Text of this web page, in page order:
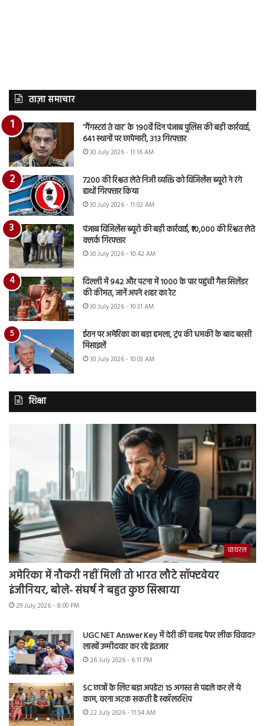
ताज़ा समाचार
‘गैंगस्टरां ते वार’ के 190वें दिन पंजाब पुलिस की बड़ी कार्रवाई,
641 स्थानों पर छापेमारी, 313 गिरफ्तार
30 July 2026 - 11:16 AM
7200 की रिश्वत लेते निजी व्यक्ति को विजिलेंस ब्यूरो ने रंगे
हाथों गिरफ्तार किया
30 July 2026 - 11:02 AM
पंजाब विजिलेंस ब्यूरो की बड़ी कार्रवाई, ₹10,000 की रिश्वत लेते
क्लर्क गिरफ्तार
30 July 2026 - 10:42 AM
दिल्ली में 942 और पटना में 1000 के पार पहुंची गैस सिलेंडर
की कीमत, जानें अपने शहर का रेट
30 July 2026 - 10:31 AM
ईरान पर अमेरिका का बड़ा हमला, ट्रंप की धमकी के बाद बरसी
मिसाइलें
30 July 2026 - 10:03 AM
शिक्षा
वायरल
अमेरिका में नौकरी नहीं मिली तो भारत लौटे सॉफ्टवेयर
इंजीनियर, बोले- संघर्ष ने बहुत कुछ सिखाया
29 July 2026 - 8:00 PM
UGC NET Answer Key में देरी की वजह पेपर लीक विवाद?
लाखों उम्मीदवार कर रहे इंतजार
26 July 2026 - 6:11 PM
SC छात्रों के लिए बड़ा अपडेट! 15 अगस्त से पहले कर लें ये
काम, वरना अटक सकती है स्कॉलरशिप
22 July 2026 - 11:54 AM